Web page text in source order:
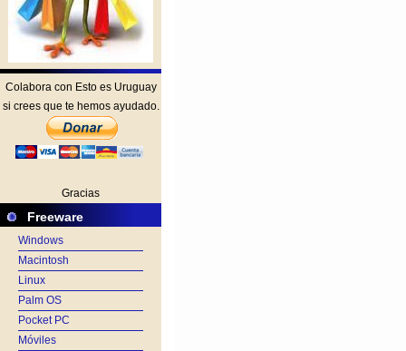
Colabora con Esto es Uruguay
si crees que te hemos ayudado.
Gracias
Freeware
Windows
Macintosh
Linux
Palm OS
Pocket PC
Móviles